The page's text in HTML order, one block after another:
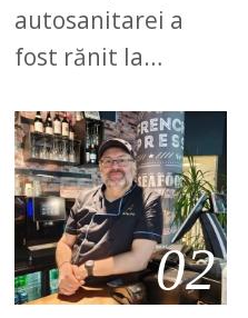
autosanitarei a
fost rănit la…
02